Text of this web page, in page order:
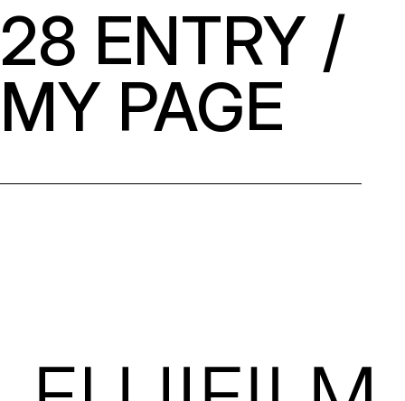
28 ENTRY /
MY PAGE